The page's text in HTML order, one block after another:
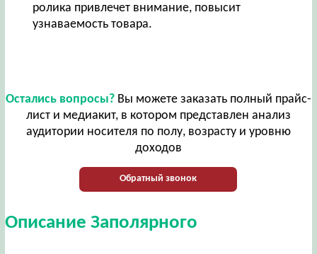
ролика привлечет внимание, повысит
узнаваемость товара.
Остались вопросы?Вы можете заказать полный прайс-
лист и медиакит, в котором представлен анализ
аудитории носителя по полу, возрасту и уровню
доходов
Обратный звонок
Описание Заполярного